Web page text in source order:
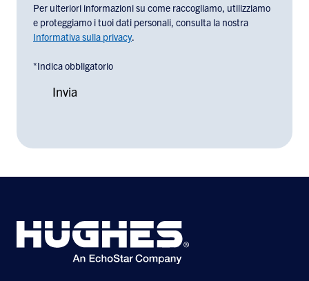
Per ulteriori informazioni su come raccogliamo, utilizziamo
e proteggiamo i tuoi dati personali, consulta la nostra
Informativa sulla privacy.
*Indica obbligatorio